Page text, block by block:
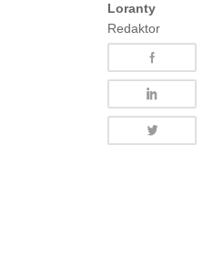
Loranty
Redaktor